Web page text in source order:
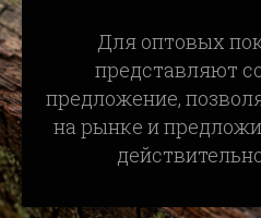
Для оптовых
представляют
предложение,
на рынке и